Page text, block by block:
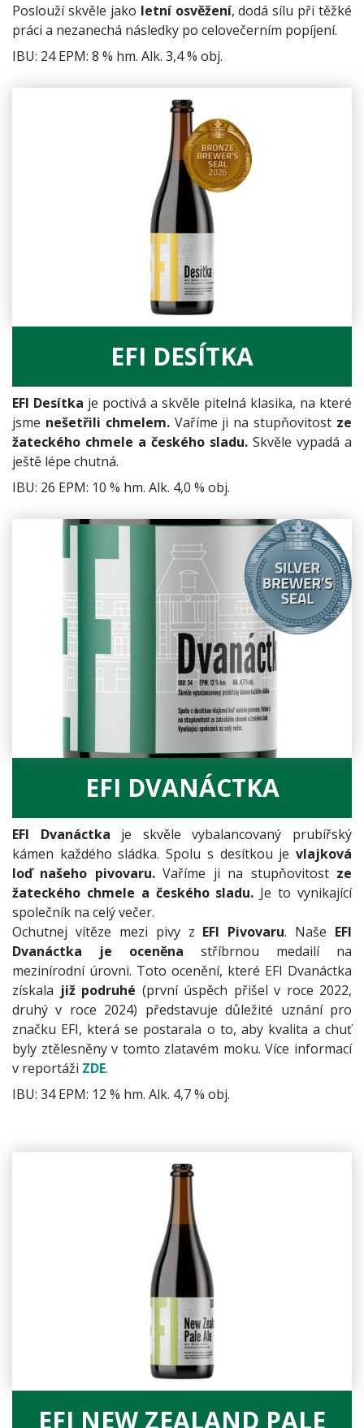
Poslouží skvěle jako letní osvěžení, dodá sílu při těžké
práci a nezanechá následky po celovečerním popíjení.
IBU: 24 EPM: 8 % hm. Alk. 3,4 % obj.
EFI DESÍTKA
EFI Desítka je poctivá a skvěle pitelná klasika, na které
jsme nešetřili chmelem.Vaříme ji na stupňovitost ze
žateckého chmele a českého sladu. Skvěle vypadá a
ještě lépe chutná.
IBU: 26 EPM: 10 % hm. Alk. 4,0 % obj.
EFI DVANÁCTKA
EFI Dvanáctka je skvěle vybalancovaný prubířský
kámen každého sládka. Spolu s desítkou je vlajková
loď našeho pivovaru.Vaříme ji na stupňovitost ze
žateckého chmele a českého sladu. Je to vynikající
společník na celý večer.
Ochutnej vítěze mezi pivy z EFI Pivovaru. Naše EFI
Dvanáctka je oceněna stříbrnou medailí na
mezinírodní úrovni. Toto ocenění, které EFI Dvanáctka
získala již podruhé (první úspěch přišel v roce 2022,
druhý v roce 2024) představuje důležité uznání pro
značku EFI, která se postarala o to, aby kvalita a chuť
byly ztělesněny v tomto zlatavém moku. Více informací
v reportáži ZDE.
IBU: 34 EPM: 12 % hm. Alk. 4,7 % obj.
EFI NEW ZEALAND PALE